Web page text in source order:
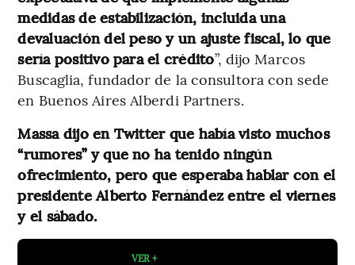
medidas de estabilización, incluida una
devaluación del peso y un ajuste fiscal, lo que
sería positivo para el crédito”, dijo Marcos
Buscaglia, fundador de la consultora con sede
en Buenos Aires Alberdi Partners.
Massa dijo en Twitter que había visto muchos
“rumores” y que no ha tenido ningún
ofrecimiento, pero que esperaba hablar con el
presidente Alberto Fernández entre el viernes
y el sábado.
VER +